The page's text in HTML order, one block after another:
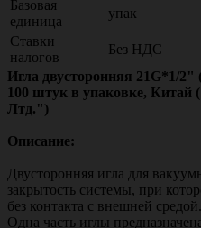
Базовая
единица
упак
Ставки
налогов
Без НДС
Игла двусторонняя 21G*1/2"
100 штук в упаковке,
Лтд.")
Описание:
Двусторонняя игла для
закрытость системы, при
без контакта с внешней средой.
Одна часть иглы